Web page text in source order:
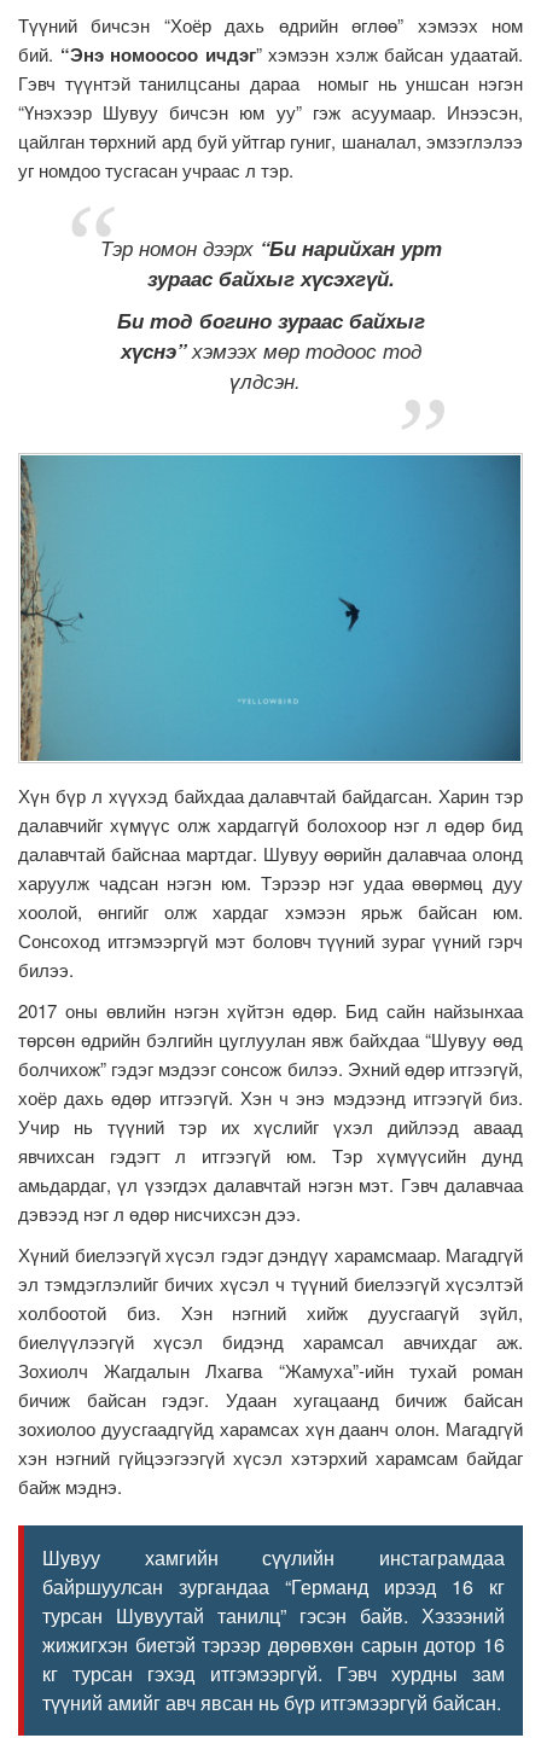
Түүний бичсэн “Хоёр дахь өдрийн өглөө” хэмээх ном
бий. “Энэ номоосоо ичдэг” хэмээн хэлж байсан удаатай.
Гэвч түүнтэй танилцсаны дараа номыг нь уншсан нэгэн
“Үнэхээр Шувуу бичсэн юм уу” гэж асуумаар. Инээсэн,
цайлган төрхний ард буй уйтгар гуниг, шаналал, эмзэглэлээ
уг номдоо тусгасан учраас л тэр.
Тэр номон дээрх “Би нарийхан урт
зураас байхыг хүсэхгүй.
Би тод богино зураас байхыг
хүснэ”хэмээх мөр тодоос тод
үлдсэн.
Хүн бүр л хүүхэд байхдаа далавчтай байдагсан. Харин тэр
далавчийг хүмүүс олж хардаггүй болохоор нэг л өдөр бид
далавчтай байснаа мартдаг. Шувуу өөрийн далавчаа олонд
харуулж чадсан нэгэн юм. Тэрээр нэг удаа өвөрмөц дуу
хоолой, өнгийг олж хардаг хэмээн ярьж байсан юм.
Сонсоход итгэмээргүй мэт боловч түүний зураг үүний гэрч
билээ.
2017 оны өвлийн нэгэн хүйтэн өдөр. Бид сайн найзынхаа
төрсөн өдрийн бэлгийн цуглуулан явж байхдаа “Шувуу өөд
болчихож” гэдэг мэдээг сонсож билээ. Эхний өдөр итгээгүй,
хоёр дахь өдөр итгээгүй. Хэн ч энэ мэдээнд итгээгүй биз.
Учир нь түүний тэр их хүслийг үхэл дийлээд аваад
явчихсан гэдэгт л итгээгүй юм. Тэр хүмүүсийн дунд
амьдардаг, үл үзэгдэх далавчтай нэгэн мэт. Гэвч далавчаа
дэвээд нэг л өдөр нисчихсэн дээ.
Хүний биелээгүй хүсэл гэдэг дэндүү харамсмаар. Магадгүй
эл тэмдэглэлийг бичих хүсэл ч түүний биелээгүй хүсэлтэй
холбоотой биз. Хэн нэгний хийж дуусгаагүй зүйл,
биелүүлээгүй хүсэл бидэнд харамсал авчихдаг аж.
Зохиолч Жагдалын Лхагва “Жамуха”-ийн тухай роман
бичиж байсан гэдэг. Удаан хугацаанд бичиж байсан
зохиолоо дуусгаадгүйд харамсах хүн даанч олон. Магадгүй
хэн нэгний гүйцээгээгүй хүсэл хэтэрхий харамсам байдаг
байж мэднэ.
Шувуу хамгийн сүүлийн инстаграмдаа
байршуулсан зургандаа “Германд ирээд 16 кг
турсан Шувуутай танилц” гэсэн байв. Хэзээний
жижигхэн биетэй тэрээр дөрөвхөн сарын дотор 16
кг турсан гэхэд итгэмээргүй. Гэвч хурдны зам
түүний амийг авч явсан нь бүр итгэмээргүй байсан.